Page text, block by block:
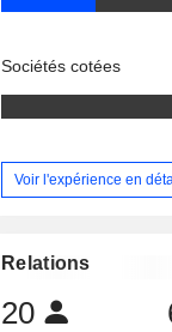
Sociétés cotées
Voir l'expérience en
Relations
20